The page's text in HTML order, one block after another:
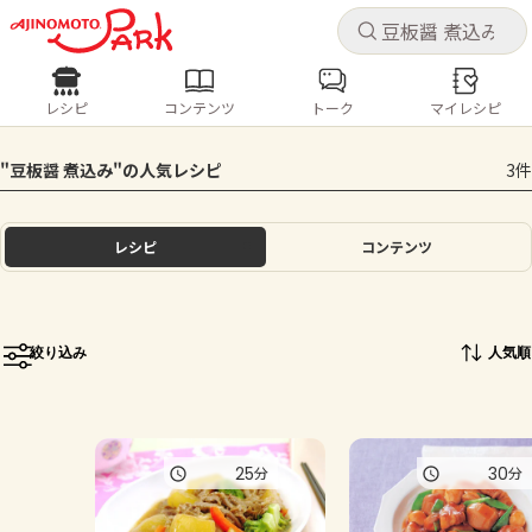
キャ
ログインするとレシピを保存できます
ログイン
ホーム
トーク
キャ
レシピ コンテンツ
人気の食材・レシピ
きゅうり なす トマト とうもろこし
ピーマン
レシピ コンテンツ トーク マイレシピ
"豆板醤 煮込み"の人気レシピ 3件
レシピ コンテンツ
絞り込み 人気順
25分 30分